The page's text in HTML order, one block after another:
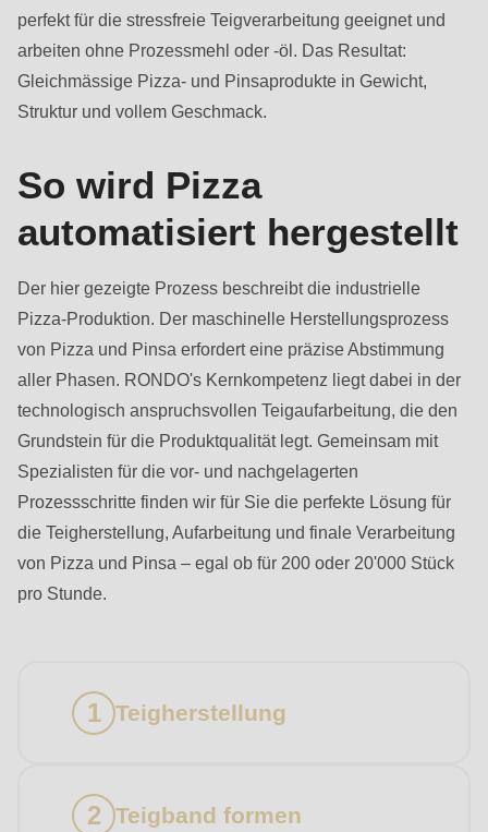
perfekt für die stressfreie Teigverarbeitung geeignet und
arbeiten ohne Prozessmehl oder -öl. Das Resultat:
Gleichmässige Pizza- und Pinsaprodukte in Gewicht,
Struktur und vollem Geschmack.
So wird Pizza
automatisiert hergestellt
Der hier gezeigte Prozess beschreibt die industrielle
Pizza-Produktion. Der maschinelle Herstellungsprozess
von Pizza und Pinsa erfordert eine präzise Abstimmung
aller Phasen. RONDO's Kernkompetenz liegt dabei in der
technologisch anspruchsvollen Teigaufarbeitung, die den
Grundstein für die Produktqualität legt. Gemeinsam mit
Spezialisten für die vor- und nachgelagerten
Prozessschritte finden wir für Sie die perfekte Lösung für
die Teigherstellung, Aufarbeitung und finale Verarbeitung
von Pizza und Pinsa – egal ob für 200 oder 20'000 Stück
pro Stunde.
Teigherstellung
Teigband formen